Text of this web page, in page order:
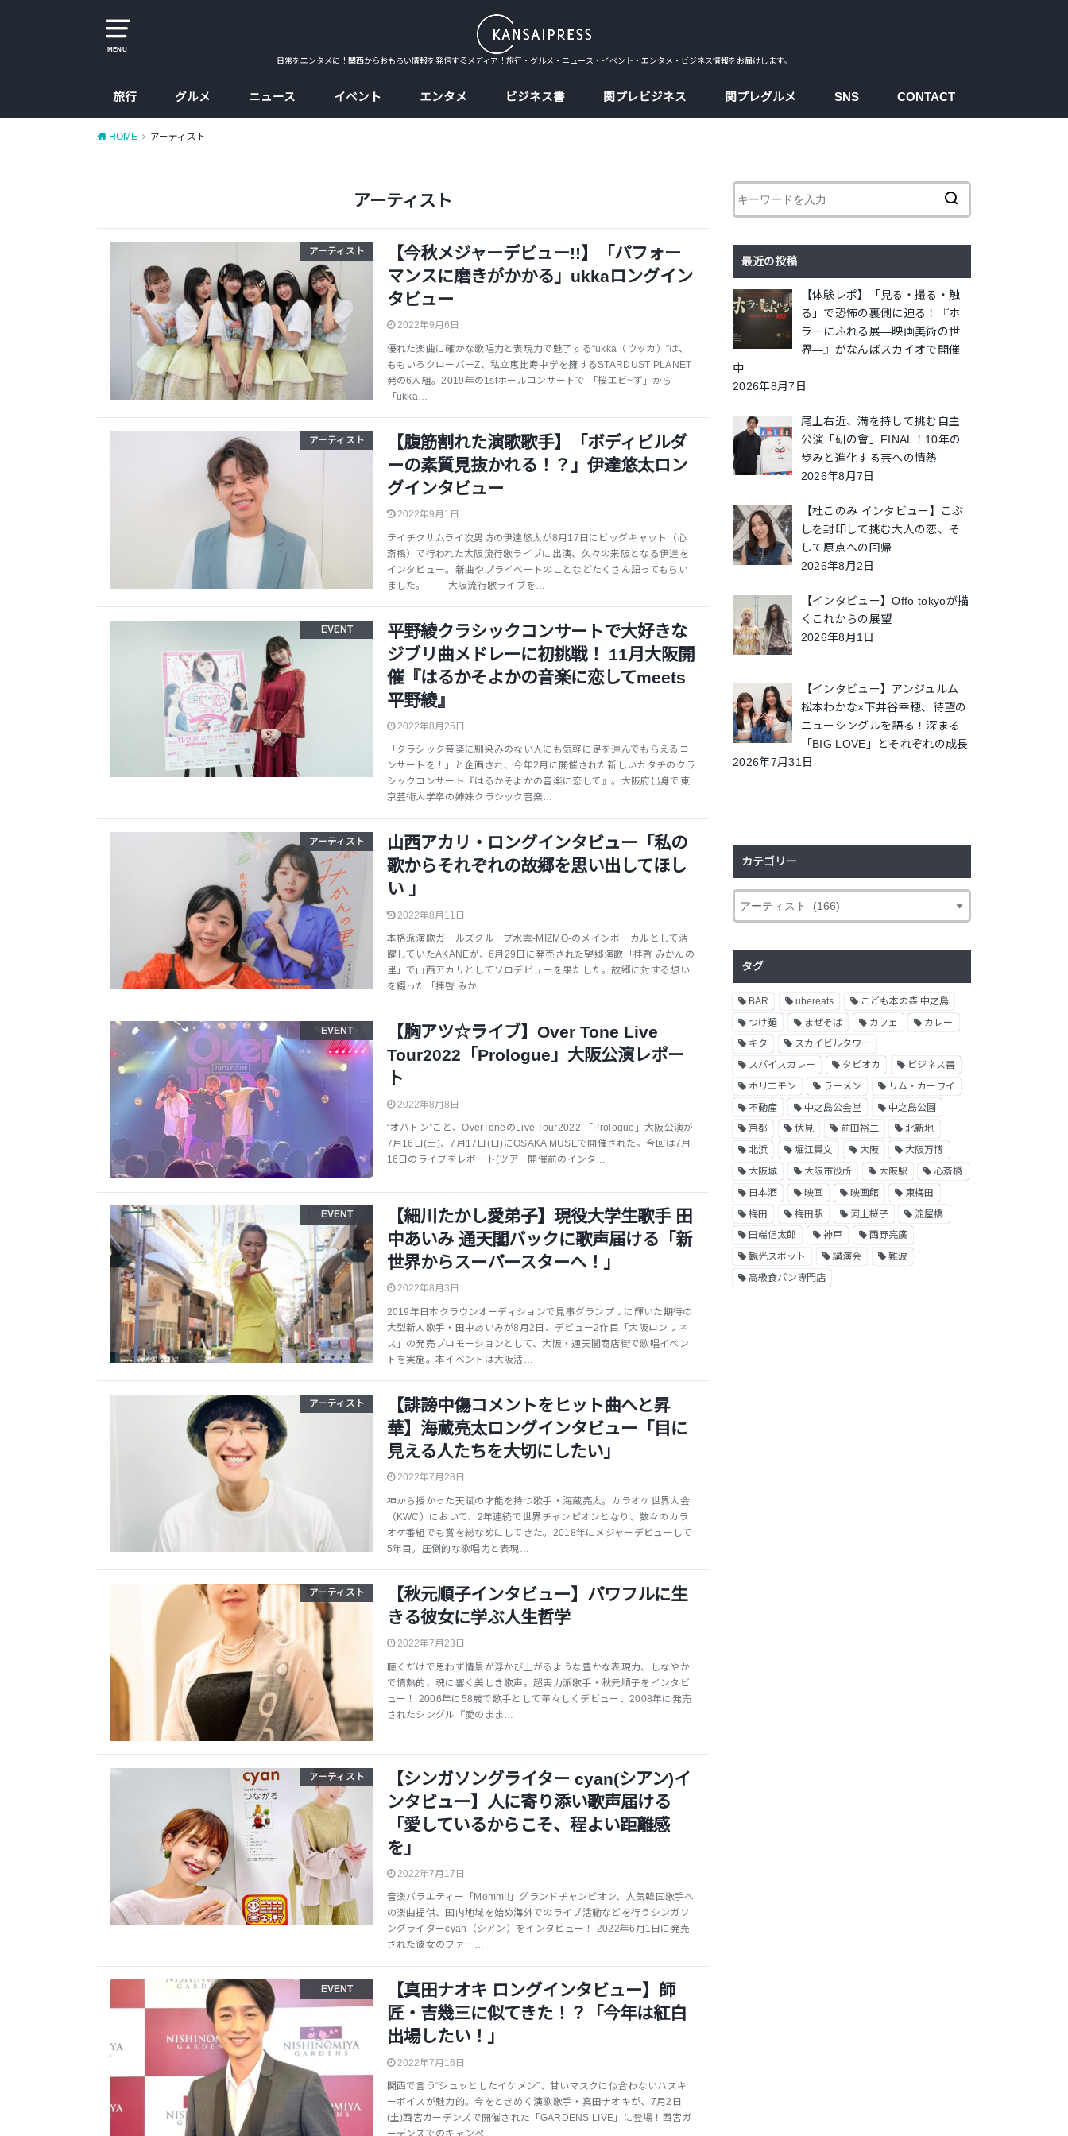
MENU
日常をエンタメに！関西からおもろい情報を発信するメディア！旅行・グルメ・ニュース・イベント・エンタメ・ビジネス情報をお届けします。
旅行
大阪
京都
兵庫
奈良
グルメ
カレー
ラーメン
カフェ
たこ焼、お好み焼
大阪コスパ飯
ニュース イベント エンタメ ビジネス書 関プレビジネス 関プレグルメ SNS CONTACT
HOME アーティスト
アーティスト
アーティスト
【今秋メジャーデビュー!!】「パフォー
マンスに磨きがかかる」ukkaロングイン
タビュー
2022年9月6日
優れた楽曲に確かな歌唱力と表現力で魅了する“ukka（ウッカ）”は、
ももいろクローバーZ、私立恵比寿中学を擁するSTARDUST PLANET
発の6人組。2019年の1stホールコンサートで 「桜エビ~ず」から
「ukka…
アーティスト
【腹筋割れた演歌歌手】「ボディビルダ
ーの素質見抜かれる！？」伊達悠太ロン
グインタビュー
2022年9月1日
テイチクサムライ次男坊の伊達悠太が8月17日にビッグキャット（心
斎橋）で行われた大阪流行歌ライブに出演、久々の来阪となる伊達を
インタビュー。新曲やプライベートのことなどたくさん語ってもらい
ました。 ——大阪流行歌ライブを…
EVENT
平野綾クラシックコンサートで大好きな
ジブリ曲メドレーに初挑戦！ 11月大阪開
催『はるかそよかの音楽に恋してmeets
平野綾』
2022年8月25日
「クラシック音楽に馴染みのない人にも気軽に足を運んでもらえるコ
ンサートを！」と企画され、今年2月に開催された新しいカタチのクラ
シックコンサート『はるかそよかの音楽に恋して』。大阪府出身で東
京芸術大学卒の姉妹クラシック音楽…
アーティスト
山西アカリ・ロングインタビュー「私の
歌からそれぞれの故郷を思い出してほし
い 」
2022年8月11日
本格派演歌ガールズグループ水雲-MIZMO-のメインボーカルとして活
躍していたAKANEが、6月29日に発売された望郷演歌「拝啓 みかんの
里」で山西アカリとしてソロデビューを果たした。故郷に対する想い
を綴った「拝啓 みか…
EVENT
【胸アツ☆ライブ】Over Tone Live
Tour2022「Prologue」大阪公演レポー
ト
2022年8月8日
“オバトン”こと、OverToneのLive Tour2022 「Prologue」大阪公演が
7月16日(土)、7月17日(日)にOSAKA MUSEで開催された。今回は7月
16日のライブをレポート(ツアー開催前のインタ…
EVENT
【細川たかし愛弟子】現役大学生歌手 田
中あいみ 通天閣バックに歌声届ける「新
世界からスーパースターへ！」
2022年8月3日
2019年日本クラウンオーディションで見事グランプリに輝いた期待の
大型新人歌手・田中あいみが8月2日、デビュー2作目「大阪ロンリネ
ス」の発売プロモーションとして、大阪・通天閣商店街で歌唱イベン
トを実施。本イベントは大阪活…
アーティスト
【誹謗中傷コメントをヒット曲へと昇
華】海蔵亮太ロングインタビュー「目に
見える人たちを大切にしたい」
2022年7月28日
神から授かった天賦の才能を持つ歌手・海蔵亮太。カラオケ世界大会
（KWC）において、2年連続で世界チャンピオンとなり、数々のカラ
オケ番組でも賞を総なめにしてきた。2018年にメジャーデビューして
5年目。圧倒的な歌唱力と表現…
アーティスト
【秋元順子インタビュー】パワフルに生
きる彼女に学ぶ人生哲学
2022年7月23日
聴くだけで思わず情景が浮かび上がるような豊かな表現力、しなやか
で情熱的、魂に響く美しき歌声。超実力派歌手・秋元順子をインタビ
ュー！ 2006年に58歳で歌手として華々しくデビュー、2008年に発売
されたシングル『愛のまま…
アーティスト
【シンガソングライター cyan(シアン)イ
ンタビュー】人に寄り添い歌声届ける
「愛しているからこそ、程よい距離感
を」
2022年7月17日
音楽バラエティー「Momm!!」グランドチャンピオン、人気韓国歌手へ
の楽曲提供、国内地域を始め海外でのライブ活動などを行うシンガソ
ングライターcyan（シアン）をインタビュー！ 2022年6月1日に発売
された彼女のファー…
EVENT
【真田ナオキ ロングインタビュー】師
匠・吉幾三に似てきた！？「今年は紅白
出場したい！」
2022年7月16日
関西で言う“シュッとしたイケメン”、甘いマスクに似合わないハスキ
ーボイスが魅力的。今をときめく演歌歌手・真田ナオキが、7月2日
(土)西宮ガーデンズで開催された「GARDENS LIVE」に登場！西宮ガ
最近の投稿
【体験レポ】「見る・撮る・触
る」で恐怖の裏側に迫る！『ホ
ラーにふれる展―映画美術の世
界―』がなんばスカイオで開催
中
2026年8月7日
尾上右近、満を持して挑む自主
公演「研の會」FINAL！10年の
歩みと進化する芸への情熱
2026年8月7日
【杜このみ インタビュー】こぶ
しを封印して挑む大人の恋、そ
して原点への回帰
2026年8月2日
【インタビュー】Offo tokyoが描
くこれからの展望
2026年8月1日
【インタビュー】アンジュルム
松本わかな×下井谷幸穂、待望の
ニューシングルを語る！深まる
「BIG LOVE」とそれぞれの成長
2026年7月31日
カテゴリー
タグ
BAR ubereats
こども本の森 中之島
つけ麺
まぜそば カフェ
カレー
キタ
スカイビルタワー
スパイスカレー
タピオカ
ビジネス書
ホリエモン
ラーメン
リム・カーワイ
不動産
中之島公会堂
中之島公園
京都
伏見 前田裕二
北新地
北浜
堀江貴文 大阪
大阪万博
大阪城
大阪市役所 大阪駅
心斎橋
日本酒
映画 映画館
東梅田
梅田
梅田駅 河上桜子
淀屋橋
田端信太郎
神戸
西野亮廣
観光スポット
講演会
難波
高級食パン専門店